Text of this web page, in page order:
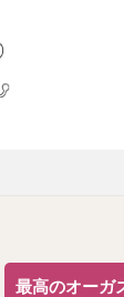
最高のオーガ